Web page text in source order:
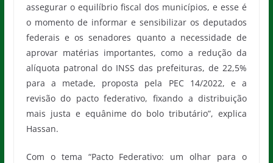
assegurar o equilíbrio fiscal dos municípios, e esse é
o momento de informar e sensibilizar os deputados
federais e os senadores quanto a necessidade de
aprovar matérias importantes, como a redução da
alíquota patronal do INSS das prefeituras, de 22,5%
para a metade, proposta pela PEC 14/2022, e a
revisão do pacto federativo, fixando a distribuição
mais justa e equânime do bolo tributário”, explica
Hassan.
Com o tema “Pacto Federativo: um olhar para o